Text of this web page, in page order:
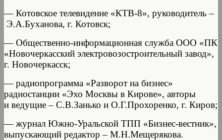
— Котовское телевидение «КТВ-8», руководитель –
Э.А.Буханова, г. Котовск;
— Общественно-информационная служба ООО «ПК
«Новочеркасский электровозостроительный завод»,
г. Новочеркасск;
— радиопрограмма «Разворот на бизнес»
радиостанции «Эхо Москвы в Кирове», авторы
и ведущие – С.В.Занько и О.Г.Прохоренко, г. Киров;
— журнал Южно-Уральской ТПП «Бизнес-вестник»,
выпускающий редактор – М.Н.Мещерякова.